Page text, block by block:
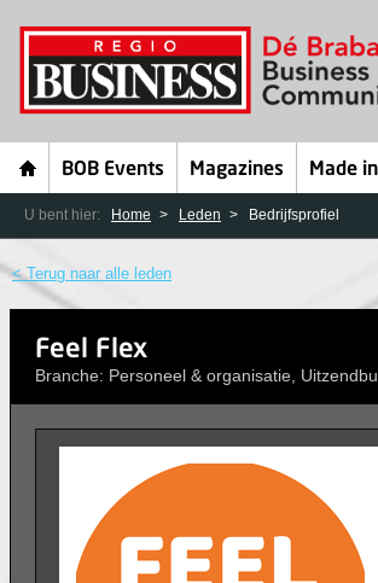
BOB Events Magazines Made
U bent hier: Home Leden Bedrijfsprofiel
< Terug naar alle leden
Feel Flex
Branche: Personeel & organisatie,